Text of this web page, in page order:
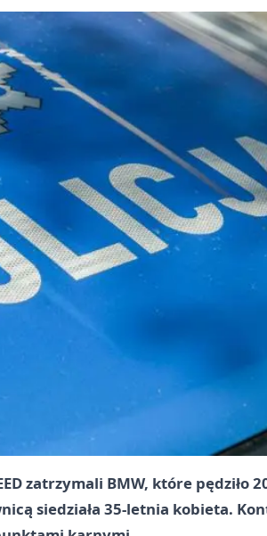
zatrzymali BMW, które pędziło
siedziała 35-letnia kobieta.